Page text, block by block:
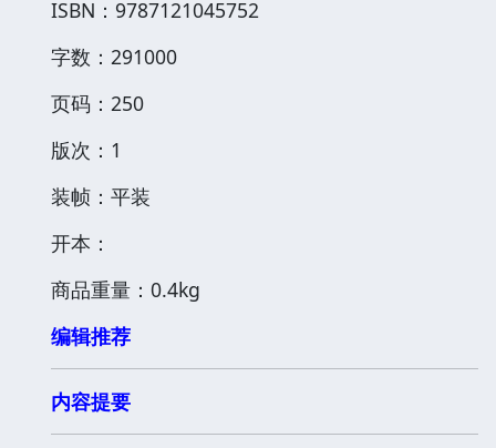
ISBN：9787121045752
字数：291000
页码：250
版次：1
装帧：平装
开本：
商品重量：0.4kg
编辑推荐
内容提要